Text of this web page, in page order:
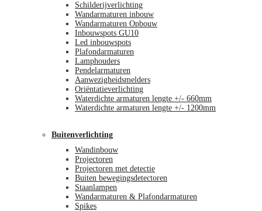
Schilderijverlichting
Wandarmaturen inbouw
Wandarmaturen Opbouw
Inbouwspots GU10
Led inbouwspots
Plafondarmaturen
Lamphouders
Pendelarmaturen
Aanwezigheidsmelders
Oriëntatieverlichting
Waterdichte armaturen lengte +/- 660mm
Waterdichte armaturen lengte +/- 1200mm
Buitenverlichting
Wandinbouw
Projectoren
Projectoren met detectie
Buiten bewegingsdetectoren
Staanlampen
Wandarmaturen & Plafondarmaturen
Spikes